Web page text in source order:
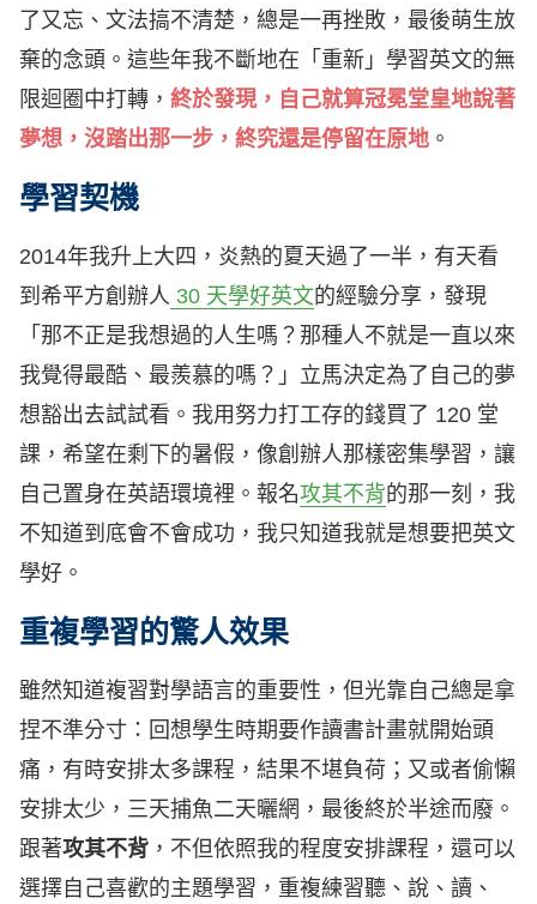
了又忘、文法搞不清楚，總是一再挫敗，最後萌生放
棄的念頭。這些年我不斷地在「重新」學習英文的無
限迴圈中打轉， 終於發現，自己就算冠冕堂皇地說著
夢想，沒踏出那一步，終究還是停留在原地 。
學習契機
2014年我升上大四，炎熱的夏天過了一半，有天看
到希平方創辦人 30 天學好英文的經驗分享，發現
「那不正是我想過的人生嗎？那種人不就是一直以來
我覺得最酷、最羨慕的嗎？」立馬決定為了自己的夢
想豁出去試試看。我用努力打工存的錢買了 120 堂
課，希望在剩下的暑假，像創辦人那樣密集學習，讓
自己置身在英語環境裡。報名攻其不背的那一刻，我
不知道到底會不會成功，我只知道我就是想要把英文
學好。
重複學習的驚人效果
雖然知道複習對學語言的重要性，但光靠自己總是拿
捏不準分寸：回想學生時期要作讀書計畫就開始頭
痛，有時安排太多課程，結果不堪負荷；又或者偷懶
安排太少，三天捕魚二天曬網，最後終於半途而廢。
跟著攻其不背 ，不但依照我的程度安排課程，還可以
選擇自己喜歡的主題學習，重複練習聽、說、讀、